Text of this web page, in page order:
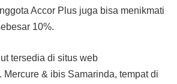
Accor Plus juga bisa menikmati
10%.
tersedia di situs web
Mercure & ibis Samarinda, tempat di